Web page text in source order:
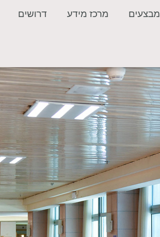
מבצעים מרכז מידע דרושים